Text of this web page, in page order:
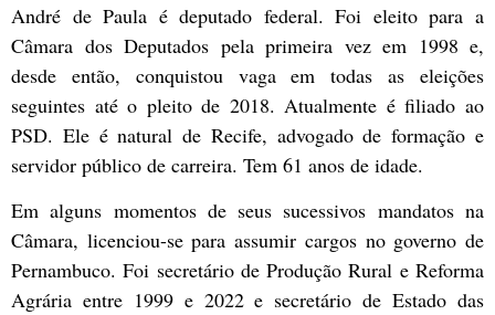
André de Paula é deputado federal. Foi eleito para a
Câmara dos Deputados pela primeira vez em 1998 e,
desde então, conquistou vaga em todas as eleições
seguintes até o pleito de 2018. Atualmente é filiado ao
PSD. Ele é natural de Recife, advogado de formação e
servidor público de carreira. Tem 61 anos de idade.
Em alguns momentos de seus sucessivos mandatos na
Câmara, licenciou-se para assumir cargos no governo de
Pernambuco. Foi secretário de Produção Rural e Reforma
Agrária entre 1999 e 2022 e secretário de Estado das